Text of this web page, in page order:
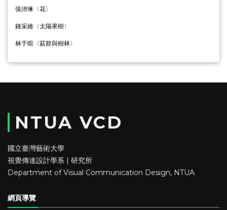
張沛琳〈花〉
鍾采維〈太陽果樹〉
林于暄〈菇群與樹林〉
NTUA VCD
國立臺灣藝術大學
視覺傳達設計學系 | 研究所
Department of Visual Communication Design, NTUA
網頁導覽